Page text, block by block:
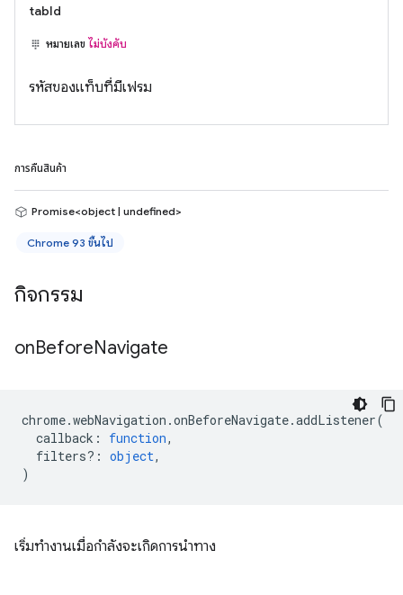
tabId
หมายเลข ไม่บังคับ
รหัสของแท็บที่มีเฟรม
การคืนสินค้า
Promise<object | undefined>
Chrome 93 ขึ้นไป
กิจกรรม
onBeforeNavigate
chrome.webNavigation .onBeforeNavigate.addListener(
callback : function,
filters? : object,
)
เริ่มทำงานเมื่อกำลังจะเกิดการนำทาง